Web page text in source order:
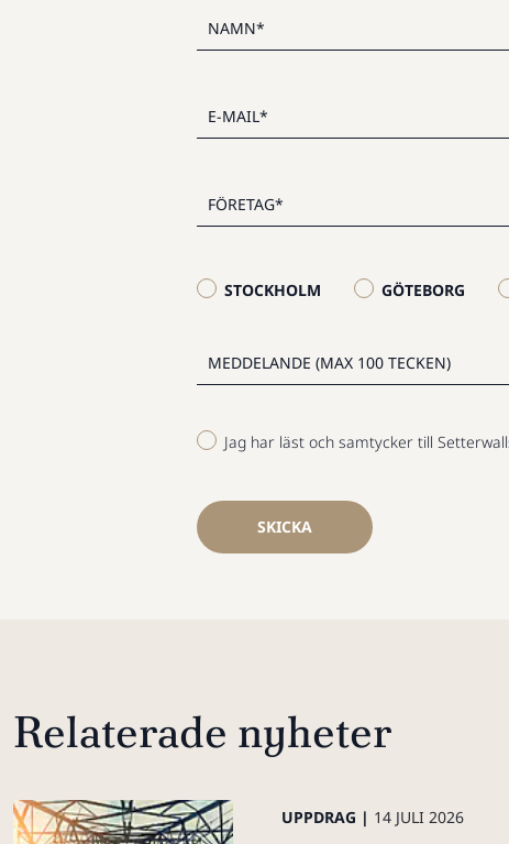
STOCKHOLM GÖTEBORG
Jag har läst och samtycker till
SKICKA
Relaterade nyheter
UPPDRAG | 14 JULI 2026